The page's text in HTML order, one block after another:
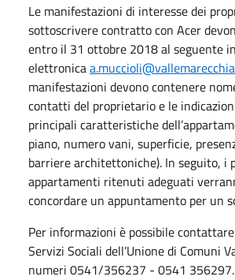
Le manifestazioni di interesse dei
sottoscrivere contratto con Acer
entro il 31 ottobre 2018 al seguente
elettronica
manifestazioni devono contenere
contatti del proprietario e le
principali caratteristiche
piano, numero vani, superficie,
barriere architettoniche). In seguito, i
appartamenti ritenuti adeguati
concordare un appuntamento per un
Per informazioni è possibile
Servizi Sociali dell’Unione di Comuni
numeri 0541/356237 - 0541 356297.